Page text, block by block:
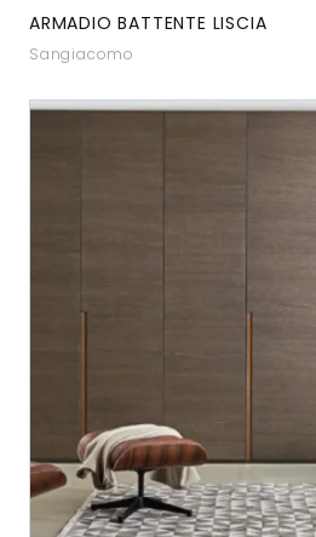
ARMADIO BATTENTE LISCIA
Sangiacomo